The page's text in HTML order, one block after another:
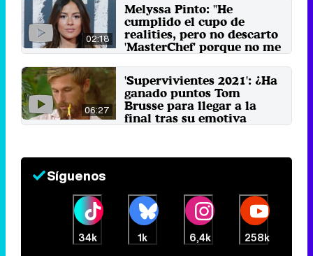
02:18
Melyssa Pinto: "He
cumplido el cupo de
realities, pero no descarto
'MasterChef' porque no me
dañaría
sentimentalmente"
2 de marzo 2022
06:27
'Supervivientes 2021': ¿Ha
ganado puntos Tom
Brusse para llegar a la
final tras su emotiva
disculpa a Melyssa?
Síguenos
34k 1k 6,4k 258k